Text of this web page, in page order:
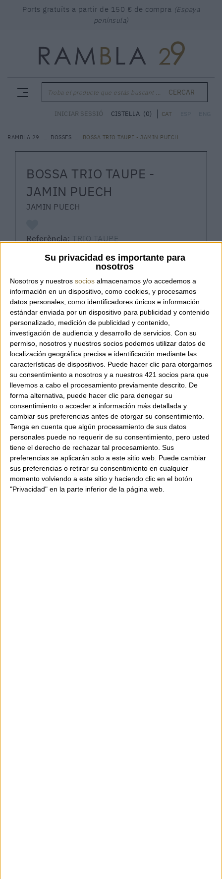
Su privacidad es importante para
nosotros
Nosotros y nuestros socios almacenamos y/o accedemos a
información en un dispositivo, como cookies, y procesamos
datos personales, como identificadores únicos e información
estándar enviada por un dispositivo para publicidad y contenido
personalizado, medición de publicidad y contenido,
investigación de audiencia y desarrollo de servicios. Con su
permiso, nosotros y nuestros socios podemos utilizar datos de
localización geográfica precisa e identificación mediante las
características de dispositivos. Puede hacer clic para otorgarnos
su consentimiento a nosotros y a nuestros 421 socios para que
llevemos a cabo el procesamiento previamente descrito. De
forma alternativa, puede hacer clic para denegar su
consentimiento o acceder a información más detallada y
cambiar sus preferencias antes de otorgar su consentimiento.
Tenga en cuenta que algún procesamiento de sus datos
personales puede no requerir de su consentimiento, pero usted
tiene el derecho de rechazar tal procesamiento. Sus
preferencias se aplicarán solo a este sitio web. Puede cambiar
sus preferencias o retirar su consentimiento en cualquier
momento volviendo a este sitio y haciendo clic en el botón
"Privacidad" en la parte inferior de la página web.
Ports gratuïts a partir de 150 € de compra (Espaya
península)
Troba el producte que estàs buscant ... CERCAR
CAT
INICIAR SESSIÓ CISTELLA (0)
RAMBLA 29 BOSSES BOSSA TRIO TAUPE - JAMIN PUECH
BOSSA TRIO TAUPE -
JAMIN PUECH
JAMIN PUECH
Referència: TRIO TAUPE
La icònica bossa de patchwork pren una
nova forma. Aquesta
temporada, Jamin Puech presenta la seva
nova bossa triangular. Totalment feta a mà,
destaca pel seu patchwork de cuir artesanal i
la corretja d'acetat per a l'espatlla.
Detalls:
Corretja d'acetat per a l'espatlla.
Tancament magnètic.
Gran butxaca interior amb cremallera.
Butxaca interior amb cremallera.
Composició: 90% cuir de vaca; 10% acetat.
Mides: 32 x 21 cm.